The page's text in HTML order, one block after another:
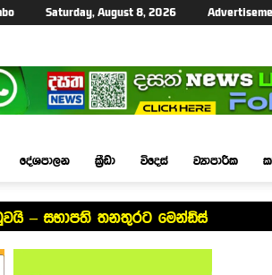
Saturday, August 8, 2026
දේශපාලන ක්‍රීඩා විදෙස් ව්‍යාපාරික
– සභාපති තනතුරට මෙන්ඩිස්